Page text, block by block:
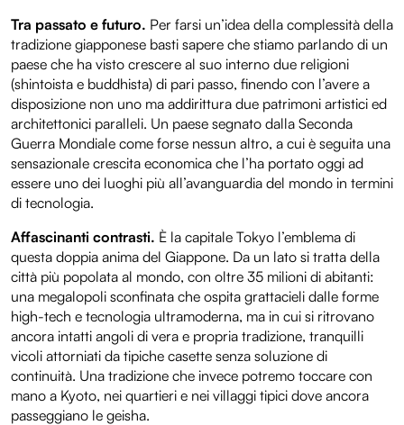
Tra passato e futuro. Per farsi un’idea della complessità della
tradizione giapponese basti sapere che stiamo parlando di un
paese che ha visto crescere al suo interno due religioni
(shintoista e buddhista) di pari passo, finendo con l’avere a
disposizione non uno ma addirittura due patrimoni artistici ed
architettonici paralleli. Un paese segnato dalla Seconda
Guerra Mondiale come forse nessun altro, a cui è seguita una
sensazionale crescita economica che l’ha portato oggi ad
essere uno dei luoghi più all’avanguardia del mondo in termini
di tecnologia.
Affascinanti contrasti. È la capitale Tokyo l’emblema di
questa doppia anima del Giappone. Da un lato si tratta della
città più popolata al mondo, con oltre 35 milioni di abitanti:
una megalopoli sconfinata che ospita grattacieli dalle forme
high-tech e tecnologia ultramoderna, ma in cui si ritrovano
ancora intatti angoli di vera e propria tradizione, tranquilli
vicoli attorniati da tipiche casette senza soluzione di
continuità. Una tradizione che invece potremo toccare con
mano a Kyoto, nei quartieri e nei villaggi tipici dove ancora
passeggiano le geisha.